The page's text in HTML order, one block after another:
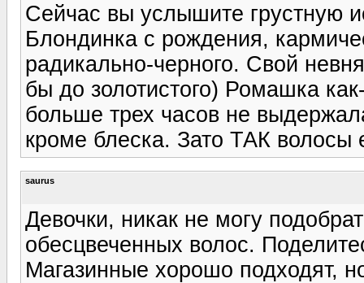
Сейчас вы услышите грустную
Блондинка с рождения,
радикально-черного. Свой
бы до золотистого) Ромашка
больше трех часов не
кроме блеска. Зато ТАК волосы
saurus
Девочки, никак не могу
обесцвеченных волос.
Магазинные хорошо подходят,